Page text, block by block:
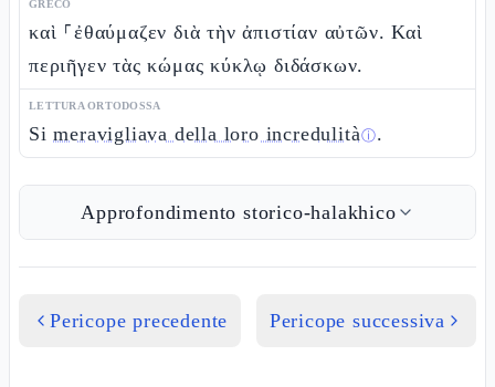
GRECO
καὶ ⸀ἐθαύμαζεν διὰ τὴν ἀπιστίαν αὐτῶν. Καὶ
περιῆγεν τὰς κώμας κύκλῳ διδάσκων.
LETTURA ORTODOSSA
Simeravigliava della loro incredulitàⓘ.
Approfondimento storico-halakhico
Pericope precedente Pericope successiva